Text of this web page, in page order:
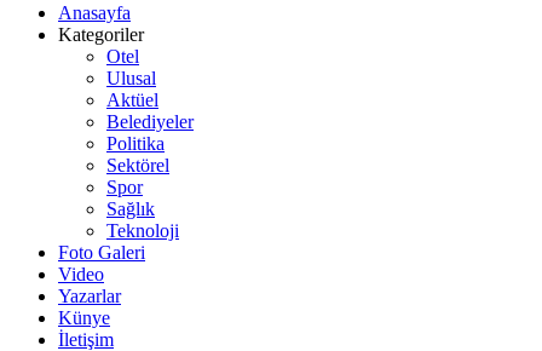
Anasayfa
Kategoriler
Otel
Ulusal
Aktüel
Belediyeler
Politika
Sektörel
Spor
Sağlık
Teknoloji
Foto Galeri
Video
Yazarlar
Künye
İletişim